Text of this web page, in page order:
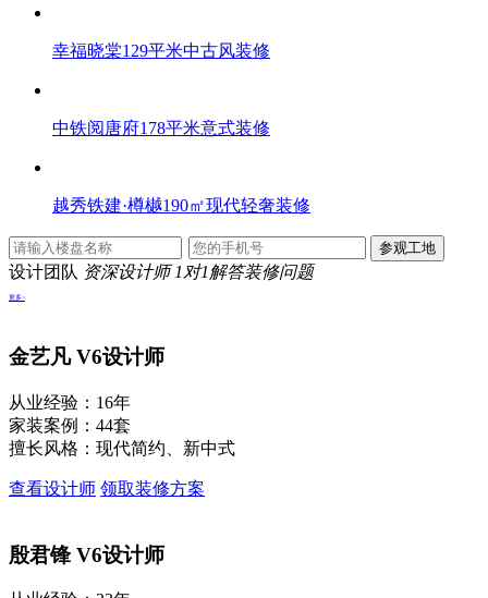
幸福晓棠129平米中古风装修
中铁阅唐府178平米意式装修
越秀铁建·樽樾190㎡现代轻奢装修
设计团队 资深设计师 1对1解答装修问题
更多>
金艺凡V6设计师
从业经验：16年
家装案例：44套
擅长风格：现代简约、新中式
查看设计师 领取装修方案
殷君锋 V6设计师